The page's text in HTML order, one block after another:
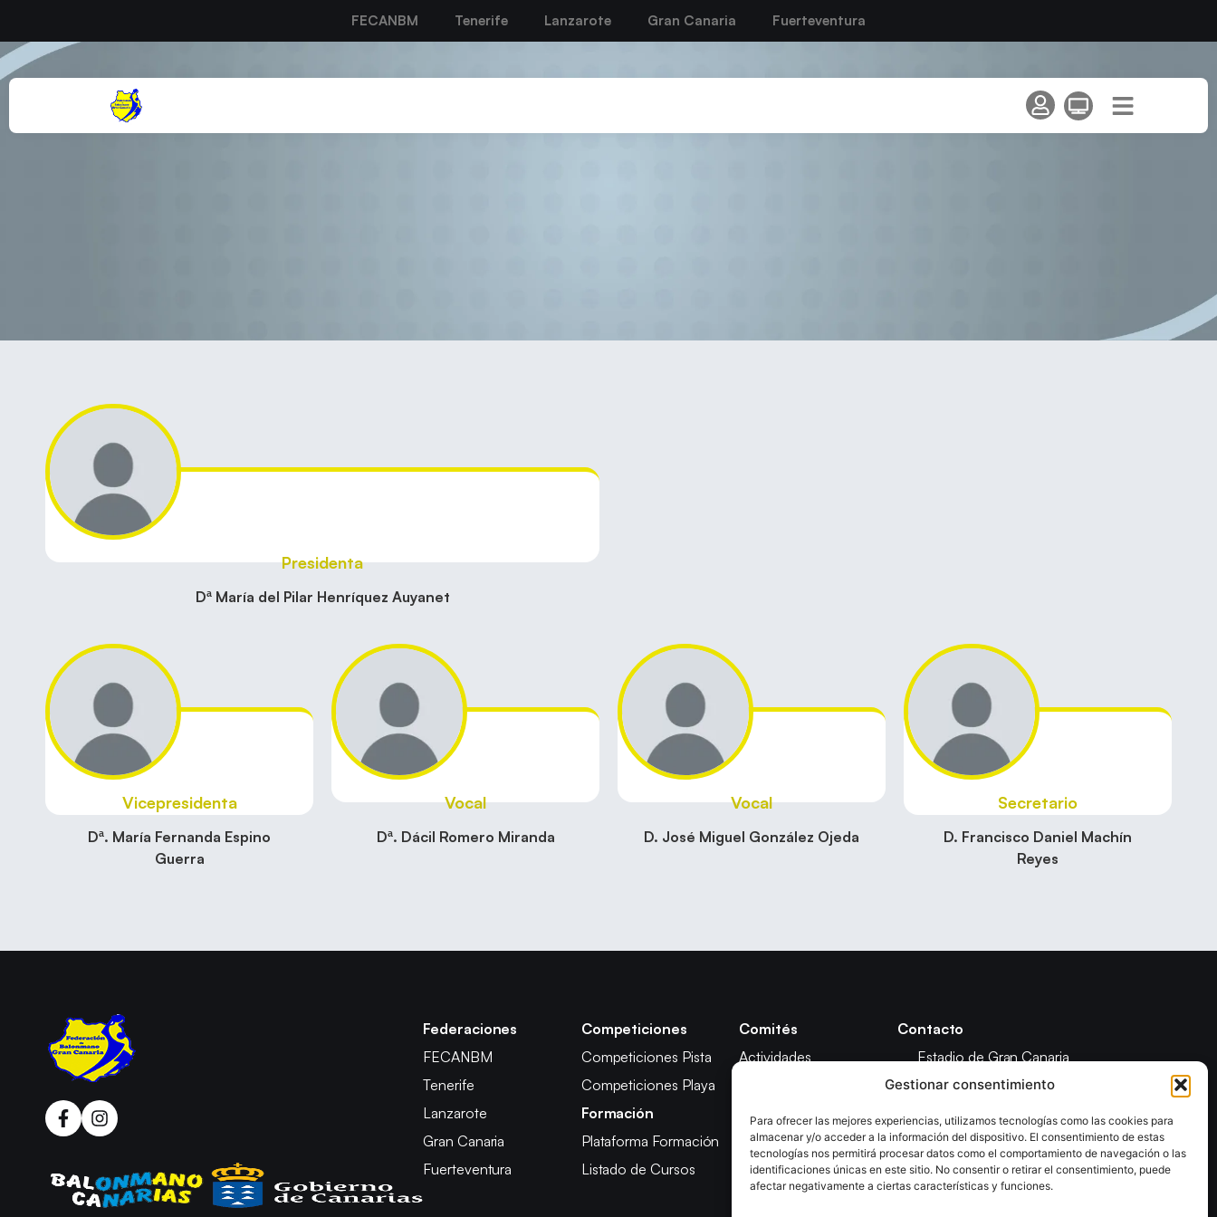
Gestionar consentimiento
Para ofrecer las mejores experiencias, utilizamos tecnologías como las cookies para
almacenar y/o acceder a la información del dispositivo. El consentimiento de estas
tecnologías nos permitirá procesar datos como el comportamiento de navegación o las
identificaciones únicas en este sitio. No consentir o retirar el consentimiento, puede
afectar negativamente a ciertas características y funciones.
FECANBM Tenerife Lanzarote Gran Canaria Fuerteventura
Presidenta
Dª María del Pilar Henríquez Auyanet
Vicepresidenta
Dª. María Fernanda Espino
Guerra
Vocal
Dª. Dácil Romero Miranda
Vocal
D. José Miguel González Ojeda
Secretario
D. Francisco Daniel Machín
Reyes
Federaciones
FECANBM
Tenerife
Lanzarote
Gran Canaria
Fuerteventura
Competiciones
Competiciones Pista
Competiciones Playa
Formación
Plataforma Formación
Listado de Cursos
Comités
Actividades
Árbitros
Competición
Apelación
Contacto
Estadio de Gran Canaria
Calle Fondos de Segura
35019 Las Palmas De Gran Canaria
(Las Palmas)
(+34) 928 928 421 138
info@fegrancabm.com